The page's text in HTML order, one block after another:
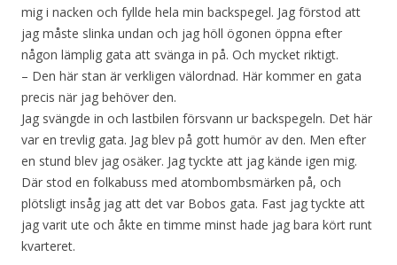
mig i nacken och fyllde hela min backspegel. Jag förstod att
jag måste slinka undan och jag höll ögonen öppna efter
någon lämplig gata att svänga in på. Och mycket riktigt.
– Den här stan är verkligen välordnad. Här kommer en gata
precis när jag behöver den.
Jag svängde in och lastbilen försvann ur backspegeln. Det här
var en trevlig gata. Jag blev på gott humör av den. Men efter
en stund blev jag osäker. Jag tyckte att jag kände igen mig.
Där stod en folkabuss med atombombsmärken på, och
plötsligt insåg jag att det var Bobos gata. Fast jag tyckte att
jag varit ute och åkte en timme minst hade jag bara kört runt
kvarteret.